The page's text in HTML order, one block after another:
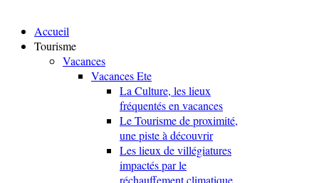
Accueil
Tourisme
Vacances
Vacances Ete
La Culture, les lieux
fréquentés en vacances
Le Tourisme de proximité,
une piste à découvrir
Les lieux de villégiatures
impactés par le